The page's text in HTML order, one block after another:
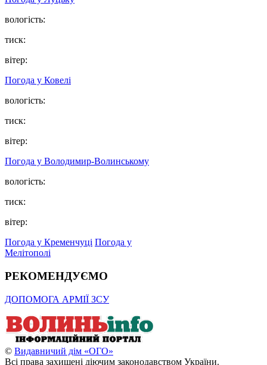
вологість:
тиск:
вітер:
Погода у Ковелі
вологість:
тиск:
вітер:
Погода у Володимир-Волинському
вологість:
тиск:
вітер:
Погода у Кременчуці Погода у
Мелітополі
РЕКОМЕНДУЄМО
ДОПОМОГА АРМІЇ ЗСУ
© Видавничий дім «ОГО»
Всі права захищені діючим законодавством України.